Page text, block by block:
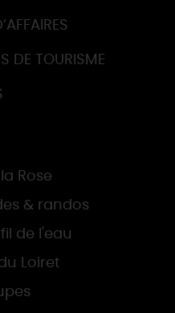
DE TOURISME
Rose
& randos
de l'eau
Loiret